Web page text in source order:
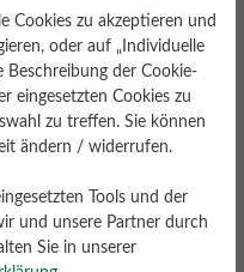
Sie Ihre Erfahrungen
Cookies zu akzeptieren und
oder auf „Individuelle
Beschreibung der Cookie-
eingesetzten Cookies zu
zu treffen. Sie können
ändern / widerrufen.
Tools und der
und unsere Partner durch
Sie in unserer